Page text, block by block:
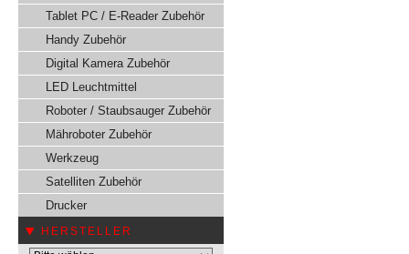
Tablet PC / E-Reader Zubehör
Handy Zubehör
Digital Kamera Zubehör
LED Leuchtmittel
Roboter / Staubsauger Zubehör
Mähroboter Zubehör
Werkzeug
Satelliten Zubehör
Drucker
HERSTELLER